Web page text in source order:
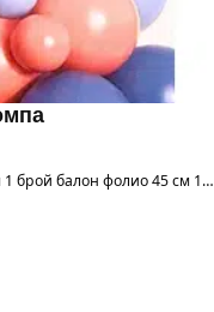
брой балон фолио 45 см 1…